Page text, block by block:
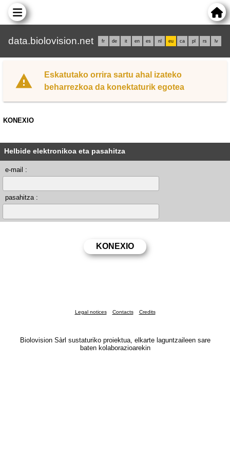
data.biolovision.net fr de it en es nl eu ca pl rs lv
Eskatutako orrira sartu ahal izateko
beharrezkoa da konektaturik egotea
KONEXIO
Helbide elektronikoa eta pasahitza
e-mail :
pasahitza :
Legal notices Contacts Credits
Biolovision Sàrl sustaturiko proiektua, elkarte laguntzaileen sare
baten kolaborazioarekin